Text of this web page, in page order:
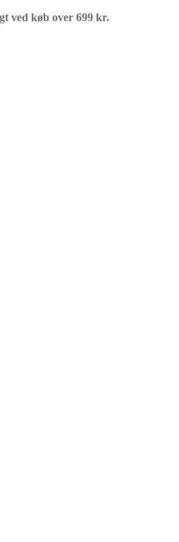
ved køb over 699 kr.